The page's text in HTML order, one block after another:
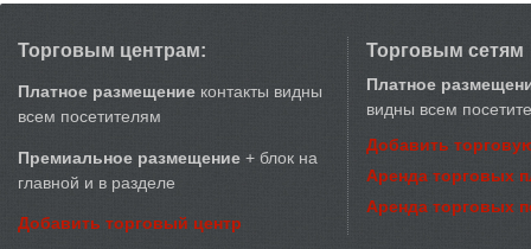
Торговым центрам:
Платное размещение контакты видны
всем посетителям
Премиальное размещение + блок на
главной и в разделе
Добавить торговый центр
Торговым сетям
Платное
видны всем
Добавить
Аренда торговых
Аренда торговых